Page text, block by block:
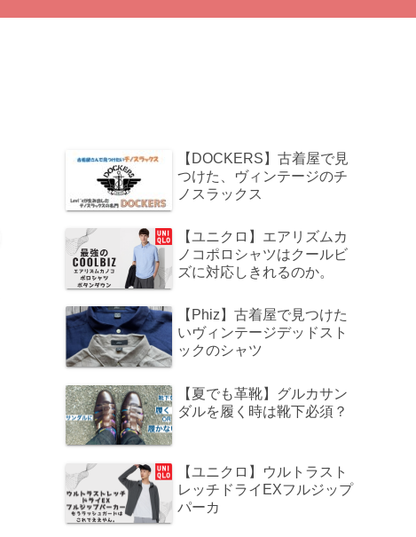
【DOCKERS】古着屋で見
つけた、ヴィンテージのチ
ノスラックス
【ユニクロ】エアリズムカ
ノコポロシャツはクールビ
ズに対応しきれるのか。
【Phiz】古着屋で見つけた
いヴィンテージデッドスト
ックのシャツ
【夏でも革靴】グルカサン
ダルを履く時は靴下必須？
【ユニクロ】ウルトラスト
レッチドライEXフルジップ
パーカ